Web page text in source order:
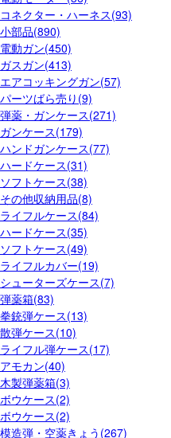
コネクター・ハーネス(93)
小部品(890)
電動ガン(450)
ガスガン(413)
エアコッキングガン(57)
パーツばら売り(9)
弾薬・ガンケース(271)
ガンケース(179)
ハンドガンケース(77)
ハードケース(31)
ソフトケース(38)
その他収納用品(8)
ライフルケース(84)
ハードケース(35)
ソフトケース(49)
ライフルカバー(19)
シューターズケース(7)
弾薬箱(83)
拳銃弾ケース(13)
散弾ケース(10)
ライフル弾ケース(17)
アモカン(40)
木製弾薬箱(3)
ボウケース(2)
ボウケース(2)
模造弾・空薬きょう(267)